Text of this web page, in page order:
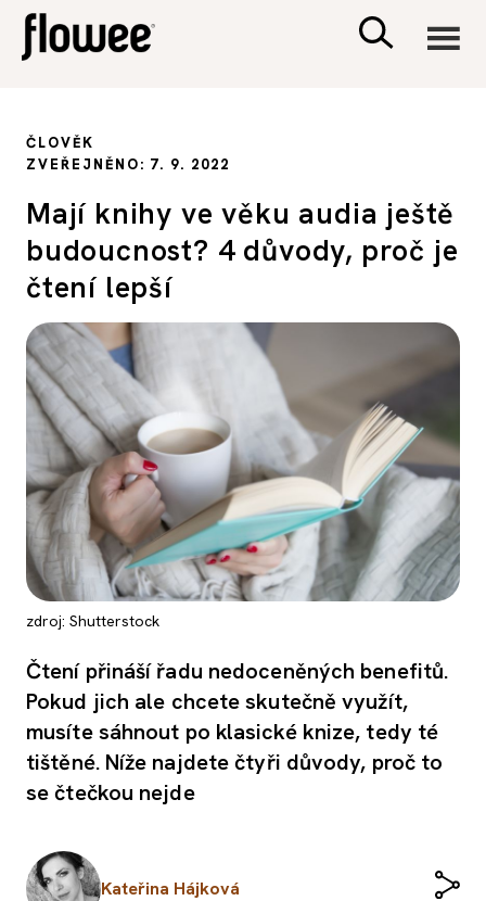
PSYCHOLOGIE
SEX A VZTAHY
PORADNA
ČLOVĚK
ZVEŘEJNĚNO: 7. 9. 2022
Mají knihy ve věku audia ještě
budoucnost? 4 důvody, proč je
čtení lepší
zdroj: Shutterstock
Čtení přináší řadu nedoceněných benefitů.
Pokud jich ale chcete skutečně využít,
musíte sáhnout po klasické knize, tedy té
tištěné. Níže najdete čtyři důvody, proč to
se čtečkou nejde
Kateřina Hájková